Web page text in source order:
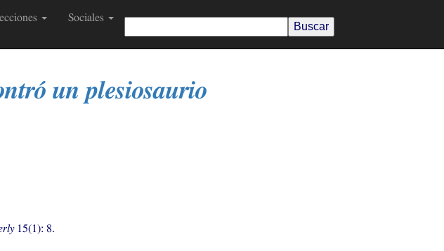
Sociales
un plesiosaurio
15(1): 8.